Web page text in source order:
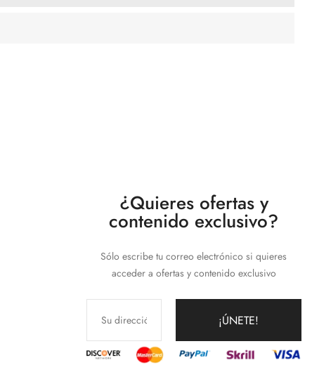
¿Quieres ofertas y
contenido exclusivo?
Sólo escribe tu correo electrónico si quieres
acceder a ofertas y contenido exclusivo
¡ÚNETE!